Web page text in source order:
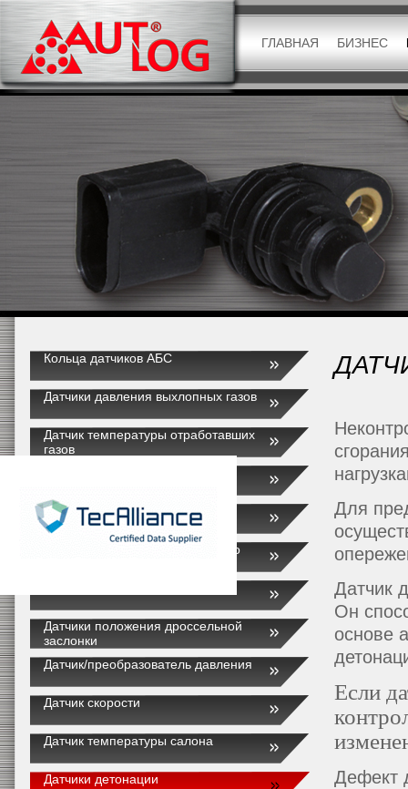
ГЛАВНАЯ БИЗНЕС
Кольца датчиков АБС
Датчики давления выхлопных газов
Датчик температуры отработавших
газов
Датчики температуры впускного
воздуха
Датчики температуры наружного
Датчики положения дроссельной
заслонки
Датчик/преобразователь давления
Датчик скорости
Датчик температуры салона
Датчики детонации
Для
Датчик
Он
основе
Если
Дефект